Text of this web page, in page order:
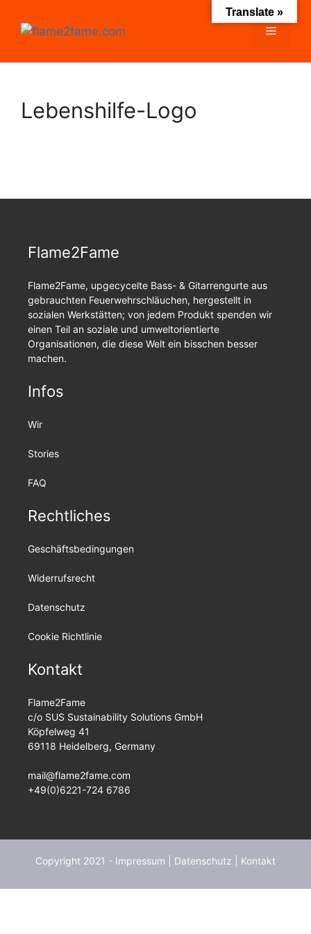
Inhalt
Menü
Lebenshilfe-Logo
Flame2Fame
Flame2Fame, upgecycelte Bass- & Gitarrengurte aus
gebrauchten Feuerwehrschläuchen, hergestellt in
sozialen Werkstätten; von jedem Produkt spenden wir
einen Teil an soziale und umweltorientierte
Organisationen, die diese Welt ein bisschen besser
machen.
Infos
Wir
Stories
FAQ
Rechtliches
Geschäftsbedingungen
Widerrufsrecht
Datenschutz
Cookie Richtlinie
Kontakt
Flame2Fame
c/o SUS Sustainability Solutions GmbH
Köpfelweg 41
69118 Heidelberg, Germany
mail@flame2fame.com
+49(0)6221-724 6786
Copyright 2021 - Impressum Datenschutz Kontakt
Translate »